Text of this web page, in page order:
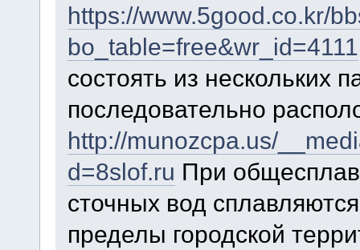
https://www.5good.co.kr/
bo_table=free&wr_id=4111
состоять из нескольких
последовательно
http://munozcpa.us/
d=8slof.ru При
сточных вод
пределы городской